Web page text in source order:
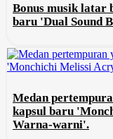
Bonus musik latar
baru 'Dual Sound
Medan
kapsul baru
Warna-warni'.